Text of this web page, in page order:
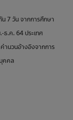
7 วัน จากการศึกษา
ธ.ค. 64 ประเทศ
ำนวนอ้างอิงจากการ
คคล